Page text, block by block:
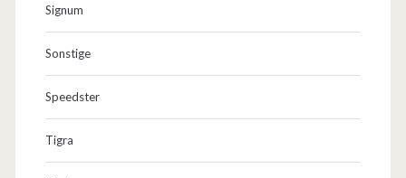
Signum
Sonstige
Speedster
Tigra